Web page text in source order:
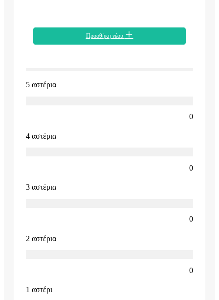
Προσθήκη νέου
5 αστέρια
0
4 αστέρια
0
3 αστέρια
0
2 αστέρια
0
1 αστέρι